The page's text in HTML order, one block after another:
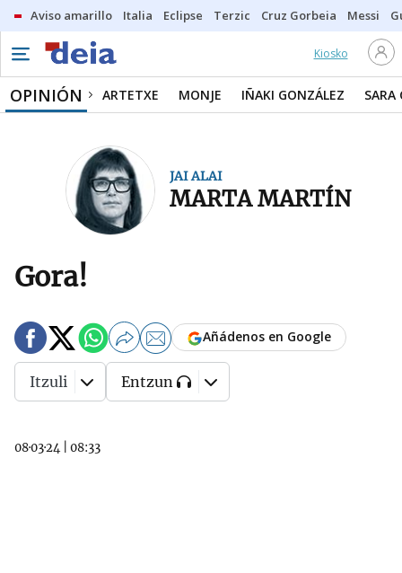
Aviso amarillo Italia Eclipse Terzic Cruz Gorbeia Messi
Kiosko
OPINIÓN ARTETXE MONJE IÑAKI GONZÁLEZ SARA
JAI ALAI
MARTA MARTÍN
Gora!
08·03·24 08:33
Añádenos en Google
Itzuli Entzun